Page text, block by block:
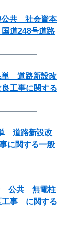
/公共 社会資本
道248号道路
単 道路新設改
工事に関する
道路新設改
に関する一般
公共 無電柱
工事 に関する